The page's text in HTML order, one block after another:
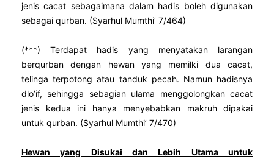
jenis cacat sebagaimana dalam hadis boleh digunakan
sebagai qurban. (Syarhul Mumthi’ 7/464)
(***) Terdapat hadis yang menyatakan larangan
berqurban dengan hewan yang memilki dua cacat,
telinga terpotong atau tanduk pecah. Namun hadisnya
dlo’if, sehingga sebagian ulama menggolongkan cacat
jenis kedua ini hanya menyebabkan makruh dipakai
untuk qurban. (Syarhul Mumthi’ 7/470)
Hewan yang Disukai dan Lebih Utama untuk